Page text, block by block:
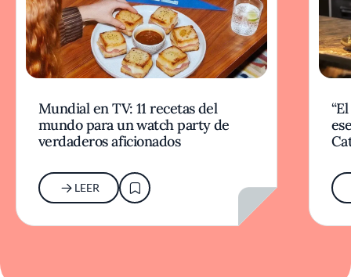
Mundial en TV: 11 recetas del
mundo para un watch party de
verdaderos aficionados
LEER